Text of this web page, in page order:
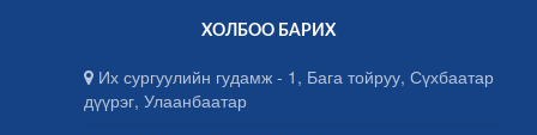
ХОЛБОО БАРИХ
Их сургуулийн гудамж - 1, Бага тойруу, Сүхбаатар
дүүрэг, Улаанбаатар